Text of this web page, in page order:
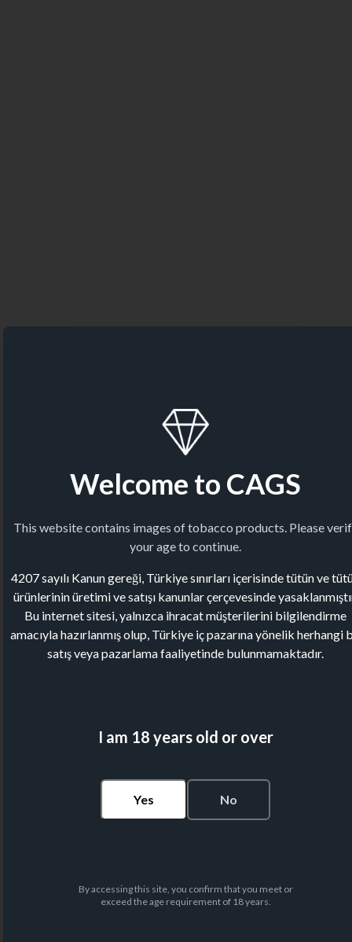
Welcome to CAGS
This website contains images of tobacco products. Please
your age to continue.
4207 sayılı Kanun gereği, Türkiye sınırları içerisinde tütün ve
ürünlerinin üretimi ve satışı kanunlar çerçevesinde
Bu internet sitesi, yalnızca ihracat müşterilerini bilgilendirme
amacıyla hazırlanmış olup, Türkiye iç pazarına yönelik herhangi
satış veya pazarlama faaliyetinde bulunmamaktadır.
I am 18 years old or over
Yes No
By accessing this site, you confirm that you meet or
exceed the age requirement of 18 years.